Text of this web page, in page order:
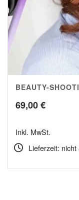
BEAUTY-
69,00€
Inkl. MwSt.
Lieferzeit: